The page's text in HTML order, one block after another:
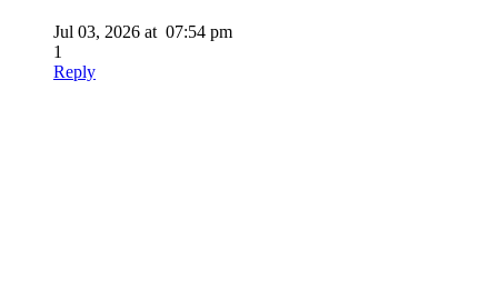
Jul 03, 2026 at 07:54 pm
1
Reply